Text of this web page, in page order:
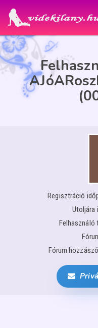
Regisztráció
Utoljára
Felhasználó
Fórum